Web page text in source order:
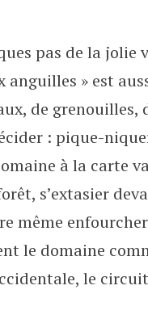
pas de la jolie
anguilles » est
de grenouilles,
: pique-
à la carte
s’extasier
même
le domaine
le